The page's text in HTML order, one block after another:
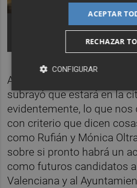
Muñoz y María José Salvador.
Así, el portavoz de la
subrayó que estará en la
evidentemente, lo que
con criterio que dicen
como Rufián y Mónica
sobre si pronto habrá un
como futuros candidatos
Valenciana y al
ACEPTAR
RECHAZAR
CONFIGURAR